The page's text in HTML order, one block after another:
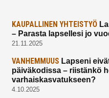
KAUPALLINEN YHTEISTYÖ
– Parasta lapsellesi jo
21.11.2025
VANHEMMUUSLapseni
päiväkodissa – riistänkö
varhaiskasvatukseen?
4.10.2025